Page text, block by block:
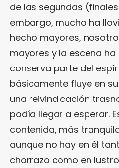
de las segundas
embargo, mucho ha
hecho mayores,
mayores y la escena
conserva parte del
básicamente fluye en
una reivindicación
podía llegar a esperar.
contenida, más
aunque no hay en él
chorrazo como en